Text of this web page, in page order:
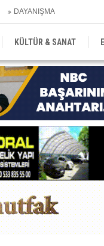
DAYANIŞMA
KÜLTÜR & SANAT
SEKTÖR